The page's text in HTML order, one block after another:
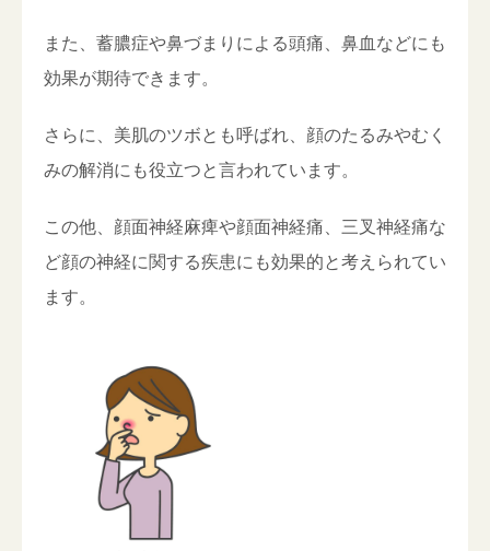
また、蓄膿症や鼻づまりによる頭痛、鼻血などにも
効果が期待できます。
さらに、美肌のツボとも呼ばれ、顔のたるみやむく
みの解消にも役立つと言われています。
この他、顔面神経麻痺や顔面神経痛、三叉神経痛な
ど顔の神経に関する疾患にも効果的と考えられてい
ます。